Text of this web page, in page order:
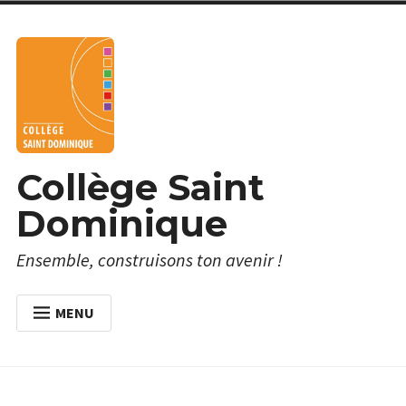
Collège Saint
Dominique
Ensemble, construisons ton avenir !
MENU